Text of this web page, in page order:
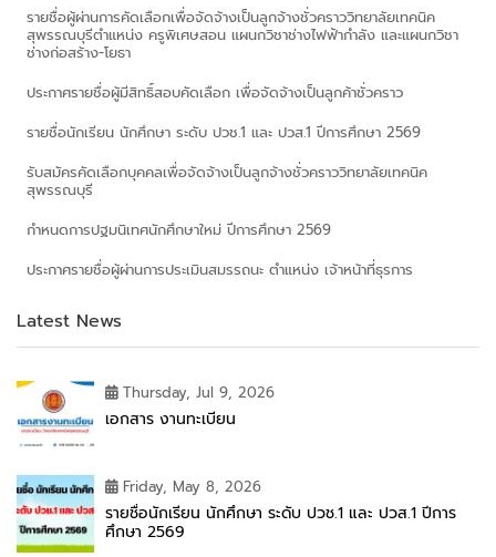
รายชื่อผู้ผ่านการคัดเลือกเพื่อจัดจ้างเป็นลูกจ้างชั่วคราววิทยาลัยเทคนิค
สุพรรณบุรีตำแหน่ง ครูพิเศษสอน แผนกวิชาช่างไฟฟ้ากำลัง และแผนกวิชา
ช่างก่อสร้าง-โยธา
ประกาศรายชื่อผู้มีสิทธิ์สอบคัดเลือก เพื่อจัดจ้างเป็นลูกค้าชั่วคราว
รายชื่อนักเรียน นักศึกษา ระดับ ปวช.1 และ ปวส.1 ปีการศึกษา 2569
รับสมัครคัดเลือกบุคคลเพื่อจัดจ้างเป็นลูกจ้างชั่วคราววิทยาลัยเทคนิค
สุพรรณบุรี
กำหนดการปฐมนิเทศนักศึกษาใหม่ ปีการศึกษา 2569
ประกาศรายชื่อผู้ผ่านการประเมินสมรรถนะ ตำแหน่ง เจ้าหน้าที่ธุรการ
Latest News
Thursday, Jul 9, 2026
เอกสาร งานทะเบียน
Friday, May 8, 2026
รายชื่อนักเรียน นักศึกษา ระดับ ปวช.1 และ ปวส.1 ปีการ
ศึกษา 2569